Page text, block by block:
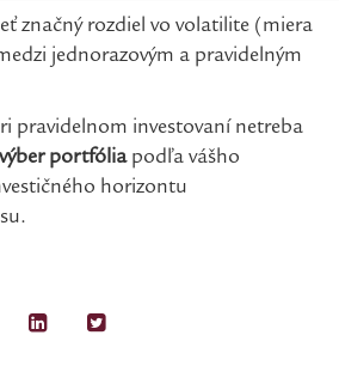
značný rozdiel vo volatilite (miera
jednorazovým a pravidelným
pravidelnom investovaní netreba
portfóliapodľa vášho
horizontu